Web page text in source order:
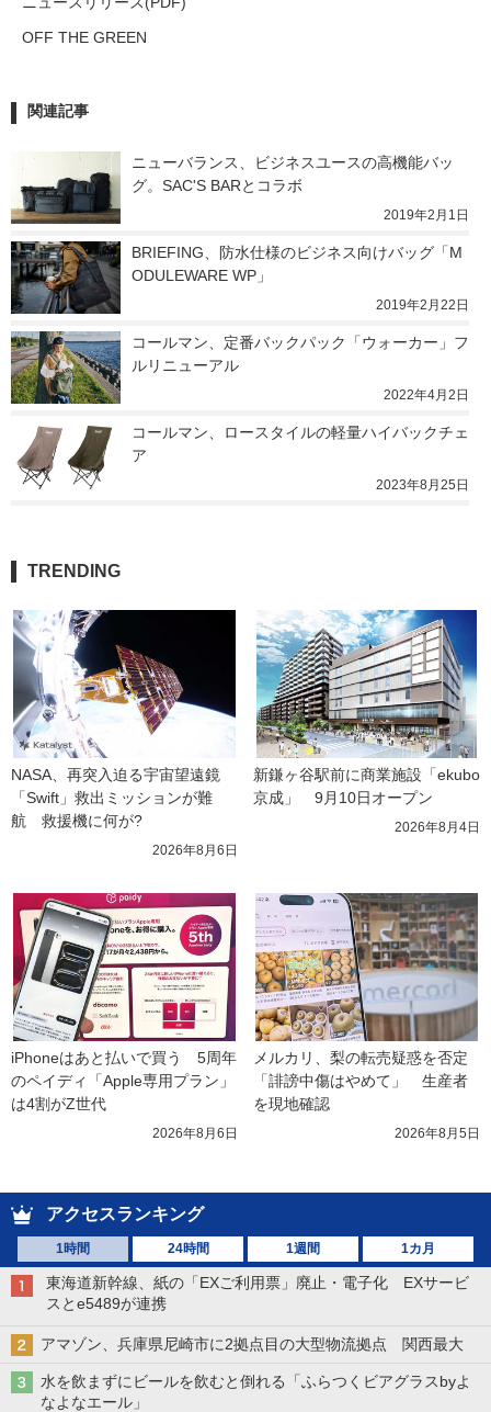
OFF THE GREEN
関連記事
ニューバランス、ビジネスユースの高機能バッ
グ。SAC'S BARとコラボ
2019年2月1日
BRIEFING、防水仕様のビジネス向けバッグ「M
ODULEWARE WP」
2019年2月22日
コールマン、定番バックパック「ウォーカー」フ
ルリニューアル
2022年4月2日
コールマン、ロースタイルの軽量ハイバックチェ
ア
2023年8月25日
TRENDING
NASA、再突入迫る宇宙望遠鏡
「Swift」救出ミッションが難
航　救援機に何が?
2026年8月6日
新鎌ヶ谷駅前に商業施設「ekubo
京成」　9月10日オープン
2026年8月4日
iPhoneはあと払いで買う　5周年
のペイディ「Apple専用プラン」
は4割がZ世代
2026年8月6日
メルカリ、梨の転売疑惑を否定
「誹謗中傷はやめて」　生産者
を現地確認
2026年8月5日
アクセスランキング
1時間 24時間 1週間 1カ月
東海道新幹線、紙の「EXご利用票」廃止・電子化 EXサービ
スとe5489が連携
アマゾン、兵庫県尼崎市に2拠点目の大型物流拠点 関西最大
水を飲まずにビールを飲むと倒れる「ふらつくビアグラスbyよ
なよなエール」